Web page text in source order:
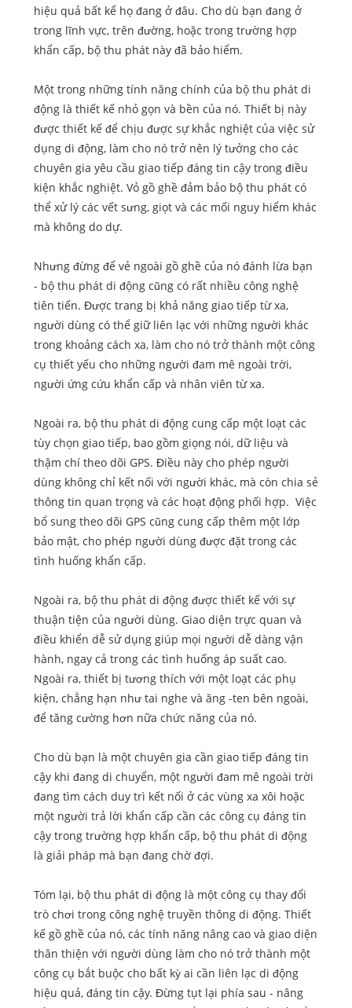
hiệu quả bất kể họ đang ở đâu. Cho dù bạn đang ở
trong lĩnh vực, trên đường, hoặc trong trường hợp
khẩn cấp, bộ thu phát này đã bảo hiểm.
Một trong những tính năng chính của bộ thu phát di
động là thiết kế nhỏ gọn và bền của nó. Thiết bị này
được thiết kế để chịu được sự khắc nghiệt của việc sử
dụng di động, làm cho nó trở nên lý tưởng cho các
chuyên gia yêu cầu giao tiếp đáng tin cậy trong điều
kiện khắc nghiệt. Vỏ gồ ghề đảm bảo bộ thu phát có
thể xử lý các vết sưng, giọt và các mối nguy hiểm khác
mà không do dự.
Nhưng đừng để vẻ ngoài gồ ghề của nó đánh lừa bạn
- bộ thu phát di động cũng có rất nhiều công nghệ
tiên tiến. Được trang bị khả năng giao tiếp từ xa,
người dùng có thể giữ liên lạc với những người khác
trong khoảng cách xa, làm cho nó trở thành một công
cụ thiết yếu cho những người đam mê ngoài trời,
người ứng cứu khẩn cấp và nhân viên từ xa.
Ngoài ra, bộ thu phát di động cung cấp một loạt các
tùy chọn giao tiếp, bao gồm giọng nói, dữ liệu và
thậm chí theo dõi GPS. Điều này cho phép người
dùng không chỉ kết nối với người khác, mà còn chia sẻ
thông tin quan trọng và các hoạt động phối hợp. Việc
bổ sung theo dõi GPS cũng cung cấp thêm một lớp
bảo mật, cho phép người dùng được đặt trong các
tình huống khẩn cấp.
Ngoài ra, bộ thu phát di động được thiết kế với sự
thuận tiện của người dùng. Giao diện trực quan và
điều khiển dễ sử dụng giúp mọi người dễ dàng vận
hành, ngay cả trong các tình huống áp suất cao.
Ngoài ra, thiết bị tương thích với một loạt các phụ
kiện, chẳng hạn như tai nghe và ăng -ten bên ngoài,
để tăng cường hơn nữa chức năng của nó.
Cho dù bạn là một chuyên gia cần giao tiếp đáng tin
cậy khi đang di chuyển, một người đam mê ngoài trời
đang tìm cách duy trì kết nối ở các vùng xa xôi hoặc
một người trả lời khẩn cấp cần các công cụ đáng tin
cậy trong trường hợp khẩn cấp, bộ thu phát di động
là giải pháp mà bạn đang chờ đợi.
Tóm lại, bộ thu phát di động là một công cụ thay đổi
trò chơi trong công nghệ truyền thông di động. Thiết
kế gồ ghề của nó, các tính năng nâng cao và giao diện
thân thiện với người dùng làm cho nó trở thành một
công cụ bắt buộc cho bất kỳ ai cần liên lạc di động
hiệu quả, đáng tin cậy. Đừng tụt lại phía sau - nâng